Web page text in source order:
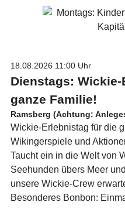
18.08.2026 11:00 Uhr
Dienstags:
ganze Familie!
Ramsberg (Achtung:
Wickie-Erlebnistag für die
Wikingerspiele und
Taucht ein in die Welt von
Seehunden übers Meer
unsere Wickie-Crew
Besonderes Bonbon: